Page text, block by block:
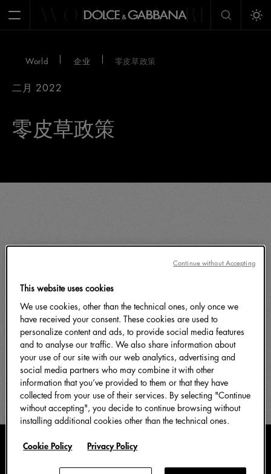
Open MenuWORLD WORLD
World 企业 零皮草政策
二月 2022
零皮草政策
零皮草政策概况
This website uses cookies
We use cookies, other than the technical ones, only once we
have received your consent. These cookies are used to
personalize content and ads, to provide social media features
and to analyse our traffic. We also share information about
your use of our site with our web analytics, advertising and
social media partners who may combine it with other
information that you’ve provided to them or that they have
collected from your use of their services. By selecting "Continue
without accepting", you decide to continue browsing without
installing additional cookies other than the technical ones.
Cookie Policy Privacy Policy
Continue without Accepting